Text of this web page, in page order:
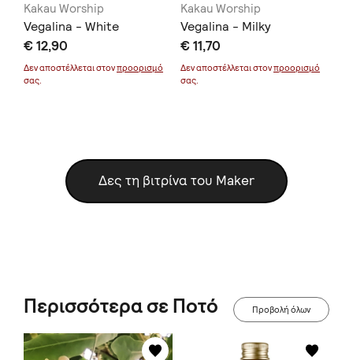
Kakau Worship
Vegalina - White
€ 12,90
Δεν αποστέλλεται στονπροορισμό
σας.
Kakau Worship
Vegalina - Milky
€ 11,70
Δεν αποστέλλεται στονπροορισμό
σας.
Δες τη βιτρίνα του Maker
Περισσότερα σε Ποτό Προβολή όλων